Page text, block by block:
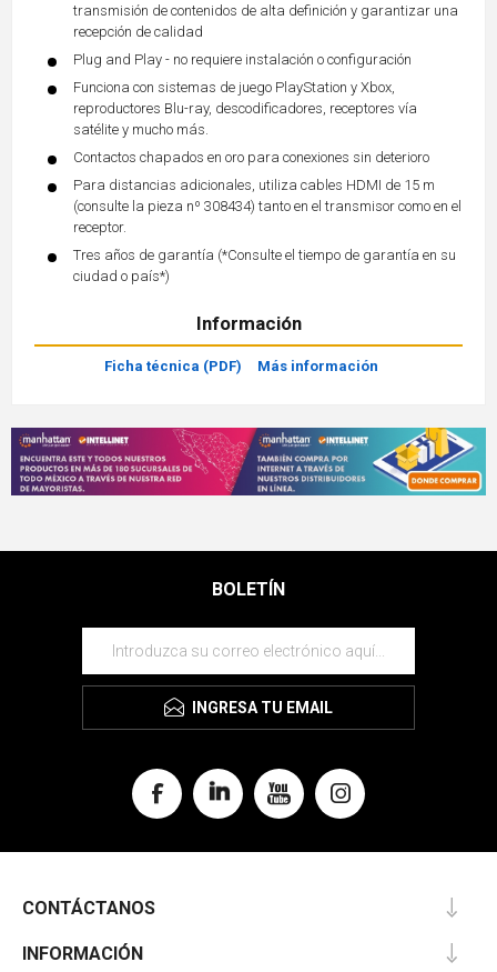
transmisión de contenidos de alta definición y garantizar una
recepción de calidad
Plug and Play - no requiere instalación o configuración
Funciona con sistemas de juego PlayStation y Xbox,
reproductores Blu-ray, descodificadores, receptores vía
satélite y mucho más.
Contactos chapados en oro para conexiones sin deterioro
Para distancias adicionales, utiliza cables HDMI de 15 m
(consulte la pieza nº 308434) tanto en el transmisor como en el
receptor.
Tres años de garantía (*Consulte el tiempo de garantía en su
ciudad o país*)
Información
Ficha técnica (PDF) Más información
BOLETÍN
INGRESA TU EMAIL
CONTÁCTANOS
INFORMACIÓN